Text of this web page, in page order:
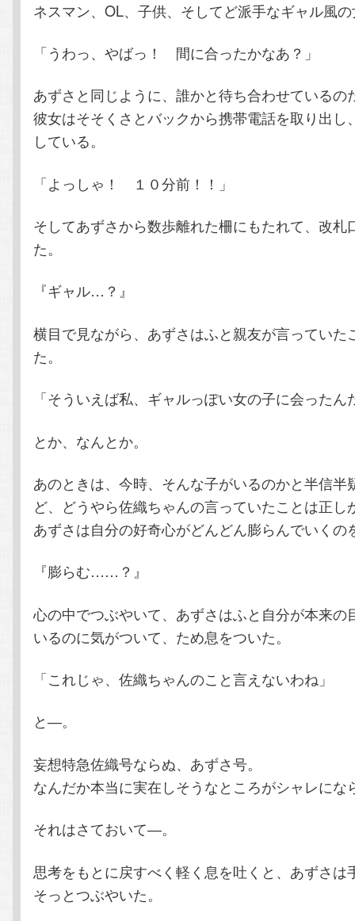
ネスマン、OL、子供、そしてど派手なギャル風
「うわっ、やばっ！ 間に合ったかなあ？」
あずさと同じように、誰かと待ち合わせているの
彼女はそそくさとバックから携帯電話を取り出し
している。
「よっしゃ！ １０分前！！」
そしてあずさから数歩離れた柵にもたれて、改札
た。
『ギャル…？』
横目で見ながら、あずさはふと親友が言っていた
た。
「そういえば私、ギャルっぽい女の子に会ったん
とか、なんとか。
あのときは、今時、そんな子がいるのかと半信半
ど、どうやら佐織ちゃんの言っていたことは正し
あずさは自分の好奇心がどんどん膨らんでいくの
『膨らむ……？』
心の中でつぶやいて、あずさはふと自分が本来の
いるのに気がついて、ため息をついた。
「これじゃ、佐織ちゃんのこと言えないわね」
と―。
妄想特急佐織号ならぬ、あずさ号。
なんだか本当に実在しそうなところがシャレにな
それはさておいて―。
思考をもとに戻すべく軽く息を吐くと、あずさは
そっとつぶやいた。